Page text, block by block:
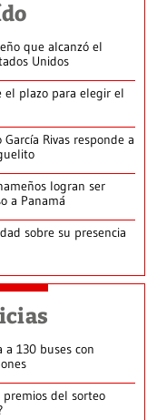
que alcanzó el
Unidos
el plazo para elegir el
Rivas responde a
logran ser
a Panamá
sobre su presencia
130 buses con
premios del sorteo